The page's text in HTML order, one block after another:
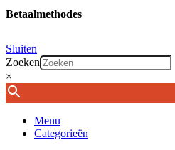
Betaalmethodes
Sluiten
Zoeken
×
Menu
Categorieën